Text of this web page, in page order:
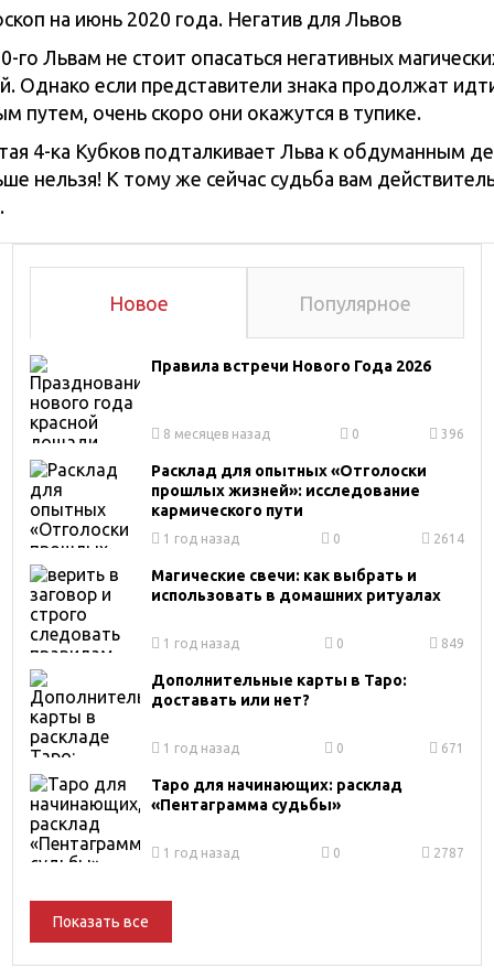
го Львам не стоит опасаться негативных
Однако если представители знака продолжат
путем, очень скоро они окажутся в тупике.
4-ка Кубков подталкивает Льва к обдуманным
нельзя! К тому же сейчас судьба вам
Новое Популярное
Правила встречи Нового Года 2026
8 месяцев назад 0 396
Расклад для опытных «Отголоски
прошлых жизней»: исследование
кармического пути
1 год назад 0 2614
Магические свечи: как выбрать и
использовать в домашних ритуалах
1 год назад 0 849
Дополнительные карты в Таро:
доставать или нет?
1 год назад 0 671
Таро для начинающих: расклад
«Пентаграмма судьбы»
1 год назад 0 2787
Показать все